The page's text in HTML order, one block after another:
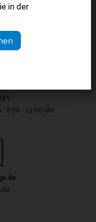
8:00 - 12:00 Uhr
in der